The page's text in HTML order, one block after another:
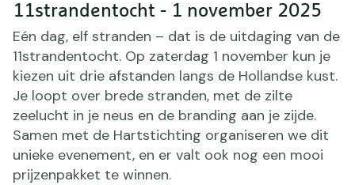
11strandentocht - 1 november 2025
Eén dag, elf stranden – dat is de uitdaging van de
11strandentocht. Op zaterdag 1 november kun je
kiezen uit drie afstanden langs de Hollandse kust.
Je loopt over brede stranden, met de zilte
zeelucht in je neus en de branding aan je zijde.
Samen met de Hartstichting organiseren we dit
unieke evenement, en er valt ook nog een mooi
prijzenpakket te winnen.